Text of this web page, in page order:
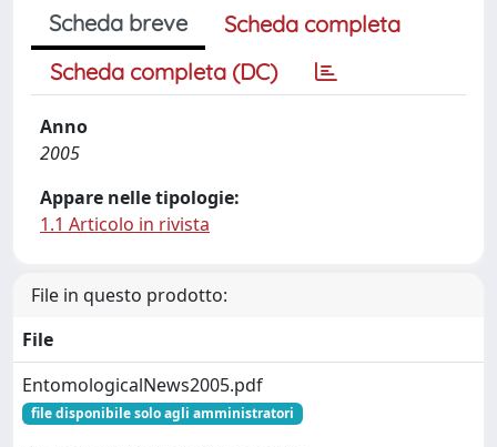
Scheda breve
Scheda completa
Scheda completa (DC)
Anno
2005
Appare nelle tipologie:
1.1 Articolo in rivista
File in questo prodotto:
File
EntomologicalNews2005.pdf
file disponibile solo agli amministratori